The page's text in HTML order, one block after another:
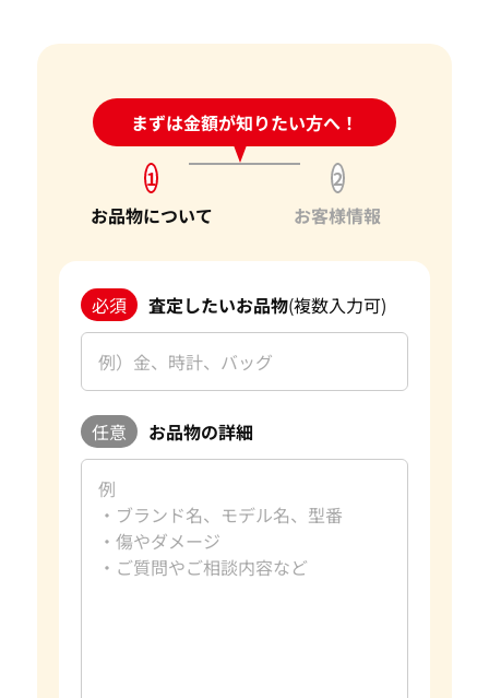
ダイヤモンドの買取価格には、どんなことが影響しま
身分証明書がなぜ必要？
まずは金額が知りたい方へ！
24時間受付中!問い合わせフォーム
1
お品物について
2
お客様情報
必須 査定したいお品物(複数入力可)
任意 お品物の詳細